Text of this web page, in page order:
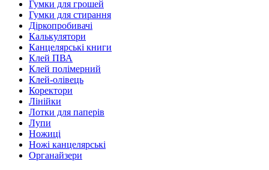
Гумки для грошей
Гумки для стирання
Діркопробивачі
Калькулятори
Канцелярські книги
Клей ПВА
Клей полімерний
Клей-олівець
Коректори
Лінійки
Лотки для паперів
Лупи
Ножиці
Ножі канцелярські
Органайзери